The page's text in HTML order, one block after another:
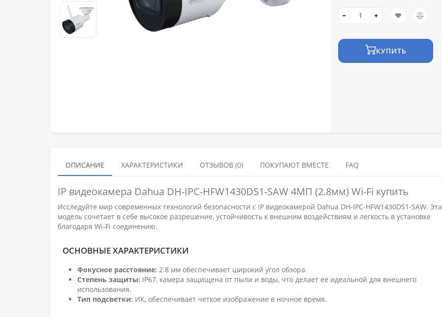
КУПИТЬ
ОПИСАНИЕ ХАРАКТЕРИСТИКИ ОТЗЫВОВ (0) ПОКУПАЮТ ВМЕСТЕ FAQ
IP видеокамера Dahua DH-IPC-HFW1430DS1-SAW 4МП (2.8мм) Wi-Fi купить
Исследуйте мир современных технологий безопасности с IP видеокамерой Dahua DH-IPC-HFW1430DS1-SAW. Эта
модель сочетает в себе высокое разрешение, устойчивость к внешним воздействиям и легкость в установке
благодаря Wi-Fi соединению.
ОСНОВНЫЕ ХАРАКТЕРИСТИКИ
Фокусное расстояние: 2.8 мм обеспечивает широкий угол обзора.
Степень защиты: IP67, камера защищена от пыли и воды, что делает ее идеальной для внешнего
использования.
Тип подсветки: ИК, обеспечивает четкое изображение в ночное время.